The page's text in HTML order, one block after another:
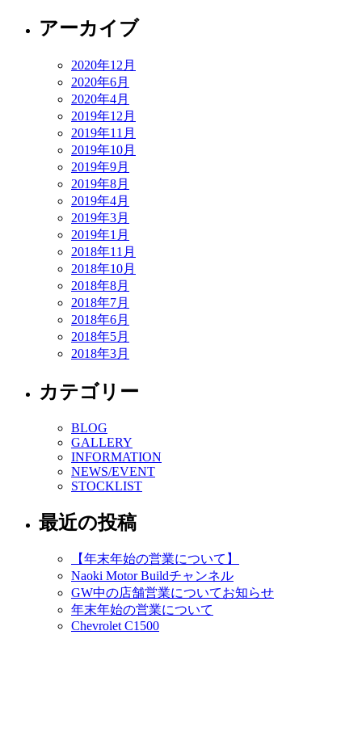
アーカイブ
2020年12月
2020年6月
2020年4月
2019年12月
2019年11月
2019年10月
2019年9月
2019年8月
2019年4月
2019年3月
2019年1月
2018年11月
2018年10月
2018年8月
2018年7月
2018年6月
2018年5月
2018年3月
カテゴリー
BLOG
GALLERY
INFORMATION
NEWS/EVENT
STOCKLIST
最近の投稿
【年末年始の営業について】
Naoki Motor Buildチャンネル
GW中の店舗営業についてお知らせ
年末年始の営業について
Chevrolet C1500